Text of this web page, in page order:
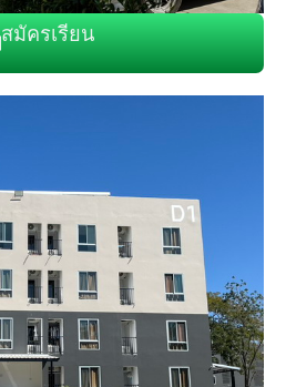
สมัครเรียน